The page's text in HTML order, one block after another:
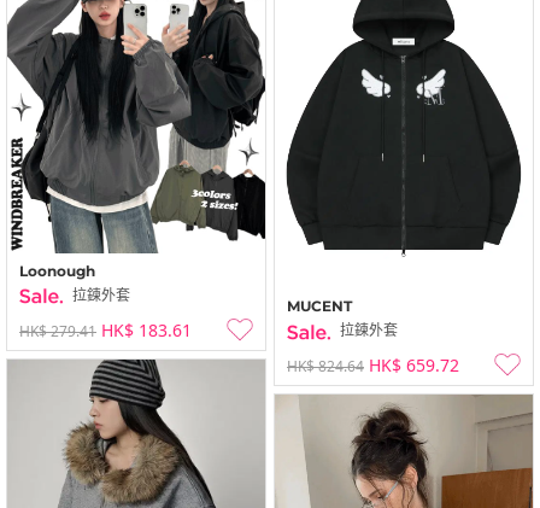
MUCENT
拉鍊外套
HK$ 824.64 HK$ 659.72
Loonough
拉鍊外套
HK$ 279.41 HK$ 183.61